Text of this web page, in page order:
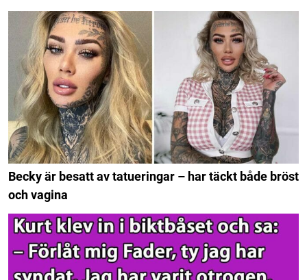
Becky är besatt av tatueringar – har täckt både bröst
och vagina